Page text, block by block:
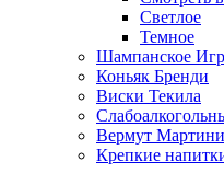
Cветлое
Темное
Шампанское
Коньяк Бренди
Виски Текила
Вермут
Крепкие